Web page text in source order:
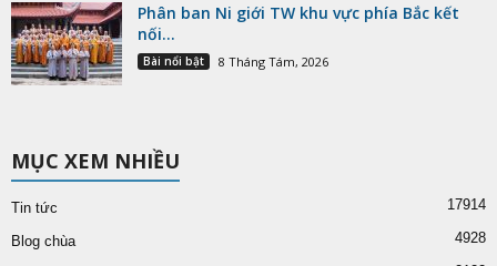
Phân ban Ni giới TW khu vực phía Bắc kết
nối...
Bài nổi bật 8 Tháng Tám, 2026
MỤC XEM NHIỀU
Tin tức 17914
Blog chùa 4928